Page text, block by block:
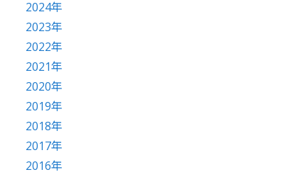
2024年
2023年
2022年
2021年
2020年
2019年
2018年
2017年
2016年